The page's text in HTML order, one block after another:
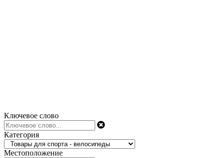
Ключевое слово
Категория
Местоположение